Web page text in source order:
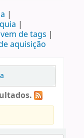
de tags
aquisição